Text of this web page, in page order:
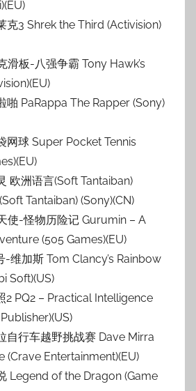
克3 Shrek the Third (Activision)
滑板-八强争霸 Tony Hawk’s
啪 PaRappa The Rapper (Sony)
网球 Super Pocket Tennis
欧洲语言(Soft Tantaiban)
Tantaiban) (Sony)(CN)
使-怪物历险记 Gurumin – A
(505 Games)(EU)
-维加斯 Tom Clancy’s Rainbow
Soft)(US)
2 PQ2 – Practical Intelligence
自行车越野挑战赛 Dave Mirra
(Crave Entertainment)(EU)
Legend of the Dragon (Game